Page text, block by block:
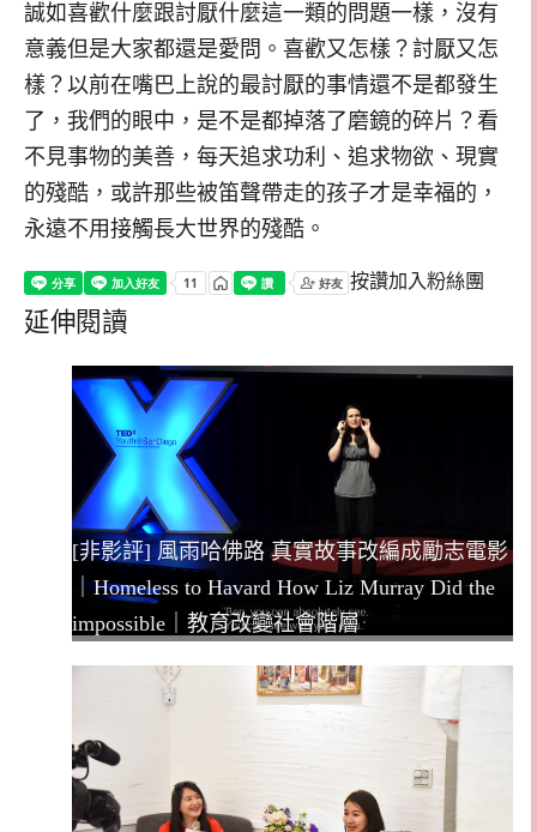
誠如喜歡什麼跟討厭什麼這一類的問題一樣，沒有
意義但是大家都還是愛問。喜歡又怎樣？討厭又怎
樣？以前在嘴巴上說的最討厭的事情還不是都發生
了，我們的眼中，是不是都掉落了磨鏡的碎片？看
不見事物的美善，每天追求功利、追求物欲、現實
的殘酷，或許那些被笛聲帶走的孩子才是幸福的，
永遠不用接觸長大世界的殘酷。
按讚加入粉絲團
延伸閱讀
[非影評] 風雨哈佛路 真實故事改編成勵志電影
｜Homeless to Havard How Liz Murray Did the
impossible｜教育改變社會階層